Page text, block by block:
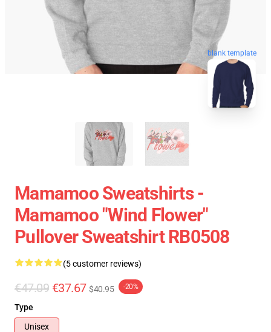
blank template
Mamamoo Sweatshirts -
Mamamoo "Wind Flower"
Pullover Sweatshirt RB0508
(5 customer reviews)
€47.09 €37.67 $40.95 -20%
Type
Unisex